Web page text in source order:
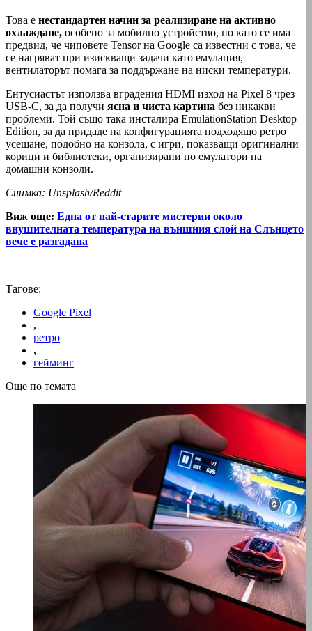
Това е нестандартен начин за реализиране на активно
охлаждане, особено за мобилно устройство, но като се има
предвид, че чиповете Tensor на Google са известни с това, че
се нагряват при изискващи задачи като емулация,
вентилаторът помага за поддържане на ниски температури.
Ентусиастът използва вградения HDMI изход на Pixel 8 чрез
USB-C, за да получи ясна и чиста картина без никакви
проблеми. Той също така инсталира EmulationStation Desktop
Edition, за да придаде на конфигурацията подходящо ретро
усещане, подобно на конзола, с игри, показващи оригинални
корици и библиотеки, организирани по емулатори на
домашни конзоли.
Снимка: Unsplash/Reddit
Виж още: Една от най-старите мистерии около
внушителната температура на външния слой на Слънцето
вече е разгадана
Тагове:
Google Pixel
,
ретро
,
гейминг
Още по темата